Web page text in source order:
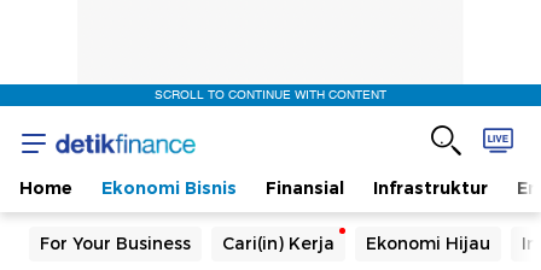
SCROLL TO CONTINUE WITH CONTENT
Home Ekonomi Bisnis Finansial Infrastruktur
For Your Business Cari(in) Kerja Ekonomi Hijau